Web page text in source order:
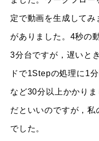
定で動画を生成してみ
がありました。4秒の
3分台ですが，遅いと
ドで1Stepの処理に1
など30分以上かかり
だといいのですが，
でした。